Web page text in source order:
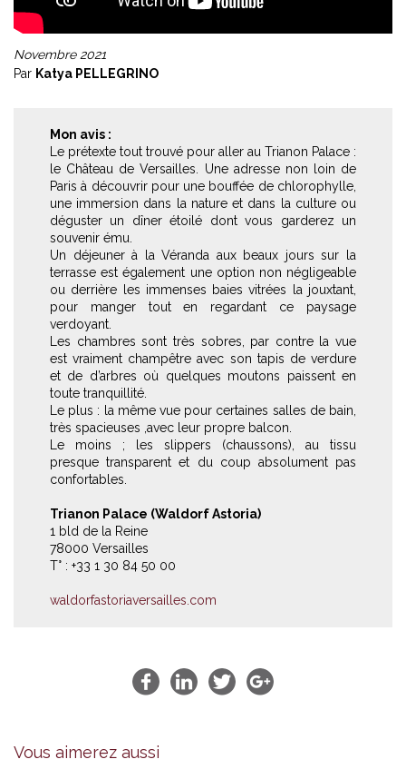
Novembre 2021
Par Katya PELLEGRINO
Mon avis :
Le prétexte tout trouvé pour aller au Trianon Palace :
le Château de Versailles. Une adresse non loin de
Paris à découvrir pour une bouffée de chlorophylle,
une immersion dans la nature et dans la culture ou
déguster un dîner étoilé dont vous garderez un
souvenir ému.
Un déjeuner à la Véranda aux beaux jours sur la
terrasse est également une option non négligeable
ou derrière les immenses baies vitrées la jouxtant,
pour manger tout en regardant ce paysage
verdoyant.
Les chambres sont très sobres, par contre la vue
est vraiment champêtre avec son tapis de verdure
et de d’arbres où quelques moutons paissent en
toute tranquillité.
Le plus : la même vue pour certaines salles de bain,
très spacieuses ,avec leur propre balcon.
Le moins ; les slippers (chaussons), au tissu
presque transparent et du coup absolument pas
confortables.
Trianon Palace (Waldorf Astoria)
1 bld de la Reine
78000 Versailles
T° : +33 1 30 84 50 00
waldorfastoriaversailles.com
Vous aimerez aussi